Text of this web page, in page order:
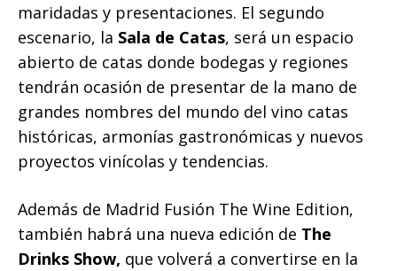
maridadas y presentaciones. El segundo
escenario, la Sala de Catas, será un espacio
abierto de catas donde bodegas y regiones
tendrán ocasión de presentar de la mano de
grandes nombres del mundo del vino catas
históricas, armonías gastronómicas y nuevos
proyectos vinícolas y tendencias.
Además de Madrid Fusión The Wine Edition,
también habrá una nueva edición de The
Drinks Show, que volverá a convertirse en la